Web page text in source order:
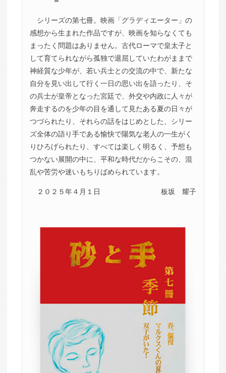
シリーズの第七冊。映画「グラディエーター」の
感想から生まれた作品ですが、映画を知らなくても
まったく問題はありません。古代ローマで皇太子と
して育てられながら孤独で退屈していたわがままで
神経質な少年が、若い兵士との交流の中で、新たな
自分を見い出して行く一日の思い出を語ったり、そ
の兵士が皇帝となった宮廷で、外交や内政に人々が
奔走するのを少年の目を通して見たある夏の日々が
つづられたり、それらの話をはじめとした、シリー
ズ全体の語り手である愉快で陽気な老人の一生がく
りひろげられたり、すべては楽しく明るく、予想も
つかない展開の中に、平和な時代だからこその、混
乱や苦労や迷いもちりばめられています。
２０２５年４月１日 板坂 耀子